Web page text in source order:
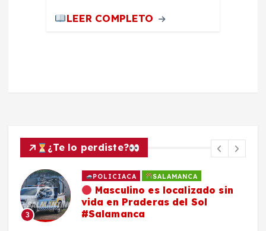
LEER COMPLETO
¿Te lo perdiste?
3
POLICIACA SALAMANCA
Masculino es localizado sin
vida en Praderas del Sol
#Salamanca